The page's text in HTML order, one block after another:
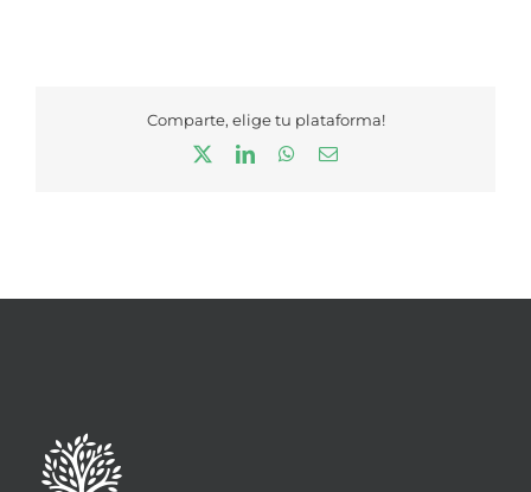
Comparte, elige tu plataforma!
LinkedInWhatsApp
Correo